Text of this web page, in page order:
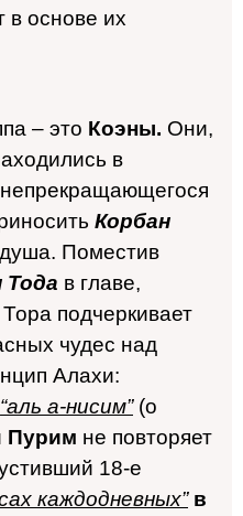
в основе их
– это Коэны. Они,
в
Корбан
Поместив
Тода в главе,
подчеркивает
чудес над
Алахи:
“аль а-нисим”(о
Пурим не повторяет
18-е
каждодневных” в